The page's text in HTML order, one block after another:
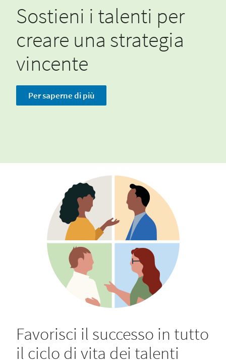
Sostieni i talenti per
creare una strategia
vincente
Per saperne di più
Favorisci il successo in tutto
il ciclo di vita dei talenti